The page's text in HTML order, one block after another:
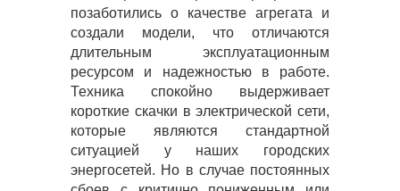
позаботились о качестве агрегата и
создали модели, что отличаются
длительным эксплуатационным
ресурсом и надежностью в работе.
Техника спокойно выдерживает
короткие скачки в электрической сети,
которые являются стандартной
ситуацией у наших городских
энергосетей. Но в случае постоянных